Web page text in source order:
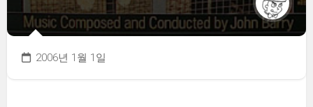
2006년 1월 1일